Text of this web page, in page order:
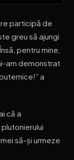
participă de
greu să ajungi
pentru mine,
am demonstrat
a
că a
să-și urmeze